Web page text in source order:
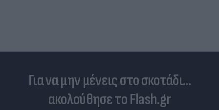
Για να μην μένεις στο σκοτάδι...
ακολούθησε το Flash.gr